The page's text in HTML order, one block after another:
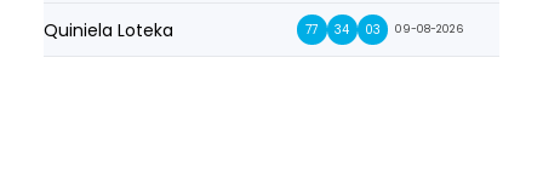
Quiniela Loteka 77 34 03 09-08-2026